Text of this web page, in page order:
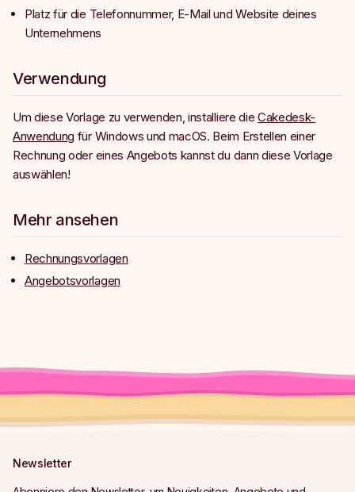
Platz für die Telefonnummer, E-Mail und Website deines
Unternehmens
Verwendung
Um diese Vorlage zu verwenden, installiere die Cakedesk-
Anwendung für Windows und macOS. Beim Erstellen einer
Rechnung oder eines Angebots kannst du dann diese Vorlage
auswählen!
Mehr ansehen
Rechnungsvorlagen
Angebotsvorlagen
Newsletter